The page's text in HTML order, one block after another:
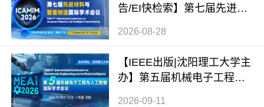
告/EI快检索】第七届先进材
2026-08-28
【IEEE出版|沈阳理工大学主
办】第五届机械电子工程与
2026-09-11